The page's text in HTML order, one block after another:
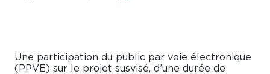
Une participation du public par voie électronique
(PPVE) sur le projet susvisé, d’une durée de